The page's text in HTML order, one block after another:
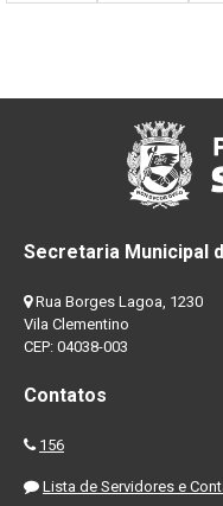
Secretaria Municipal
Rua Borges Lagoa, 1230
Vila Clementino
CEP: 04038-003
Contatos
156
Lista de Servidores e